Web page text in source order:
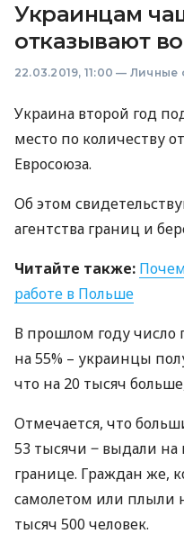
Украинцам
отказывают
22.03.2019, 11:00 — Личные
Украина второй год
место по количеству
Евросоюза.
Об этом
агентства границ и
Читайте также:
работе в Польше
В прошлом году число
на 55% – украинцы
что на 20 тысяч
Отмечается, что
53 тысячи ‒ выдали
границе. Граждан же,
самолетом или плыли
тысяч 500 человек.